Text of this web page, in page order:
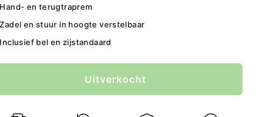
Hand- en terugtraprem
Zadel en stuur in hoogte verstelbaar
Inclusief bel en zijstandaard
Uitverkocht